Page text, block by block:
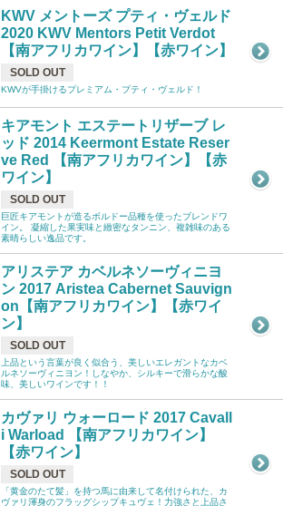
KWV メントーズ プティ・ヴェルド
2020 KWV Mentors Petit Verdot
【南アフリカワイン】【赤ワイン】
SOLD OUT
KWVが手掛けるプレミアム・プティ・ヴェルド！
キアモント エステートリザーブ レ
ッド 2014 Keermont Estate Reser
ve Red 【南アフリカワイン】【赤
ワイン】
SOLD OUT
巨匠キアモントが造るボルドー品種を使ったブレンドワ
イン。 凝縮した果実味と緻密なタンニン、複雑味のある
素晴らしい逸品です。
アリステア カベルネソーヴィニヨ
ン 2017 Aristea Cabernet Sauvign
on【南アフリカワイン】【赤ワイ
ン】
SOLD OUT
上品という言葉が良く似合う、美しいエレガントなカベ
ルネソーヴィニヨン！しなやか、シルキーで滑らかな酸
味、美しいワインです！！
カヴァリ ウォーロード 2017 Cavall
i Warload 【南アフリカワイン】
【赤ワイン】
SOLD OUT
「黄金のたて髪」を持つ馬に由来して名付けられた、カ
ヴァリ渾身のフラッグシップキュヴェ！力強さと上品さ